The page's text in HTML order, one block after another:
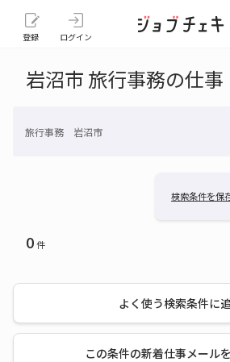
登録 ログイン
岩沼市 旅行事務の仕事
旅行事務 岩沼市
検索条件を保
0件
よく使う検索条件に
この条件の新着仕事メール